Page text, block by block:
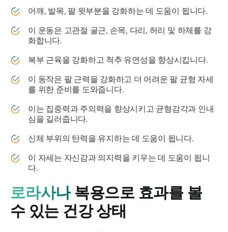
어깨, 발목, 팔 윗부분을 강화하는 데 도움이 됩니다.
이 운동은 고관절 굴근, 손목, 다리, 허리 및 하체를 강
화합니다.
복부 근육을 강화하고 척추 유연성을 향상시킵니다.
이 동작은 팔 근력을 강화하고 더 어려운 팔 균형 자세
를 위한 준비를 도와줍니다.
이는 집중력과 주의력을 향상시키고 균형감각과 인내
심을 길러줍니다.
신체 부위의 탄력을 유지하는 데 도움이 됩니다.
이 자세는 자신감과 의지력을 키우는 데 도움이 됩니
다.
로라사나 복용으로 효과를 볼
수 있는 건강 상태